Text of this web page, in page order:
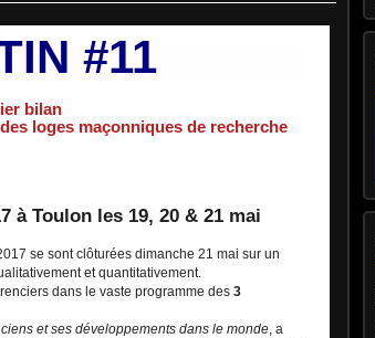
#11
bilan
loges maçonniques de recherche
à Toulon les 19, 20 & 21 mai
se sont clôturées dimanche 21 mai sur un
et quantitativement.
dans le vaste programme des 3
et ses développements dans le monde, a